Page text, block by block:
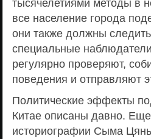
тысячелетиями методы в
все население города
они также должны
специальные
регулярно проверяют,
поведения и отправляют
Политические эффекты
Китае описаны давно.
историографии Сыма